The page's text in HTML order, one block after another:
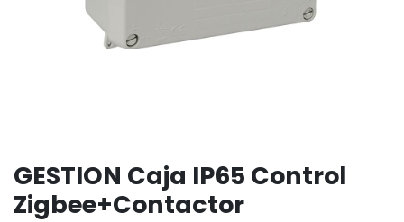
GESTION Caja IP65 Control
Zigbee+Contactor